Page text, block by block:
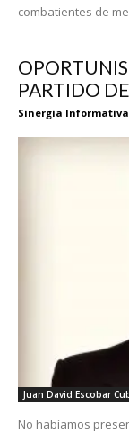
combatientes de
PARTIDO
Sinergia Informativa
Juan David Escobar
No habíamos